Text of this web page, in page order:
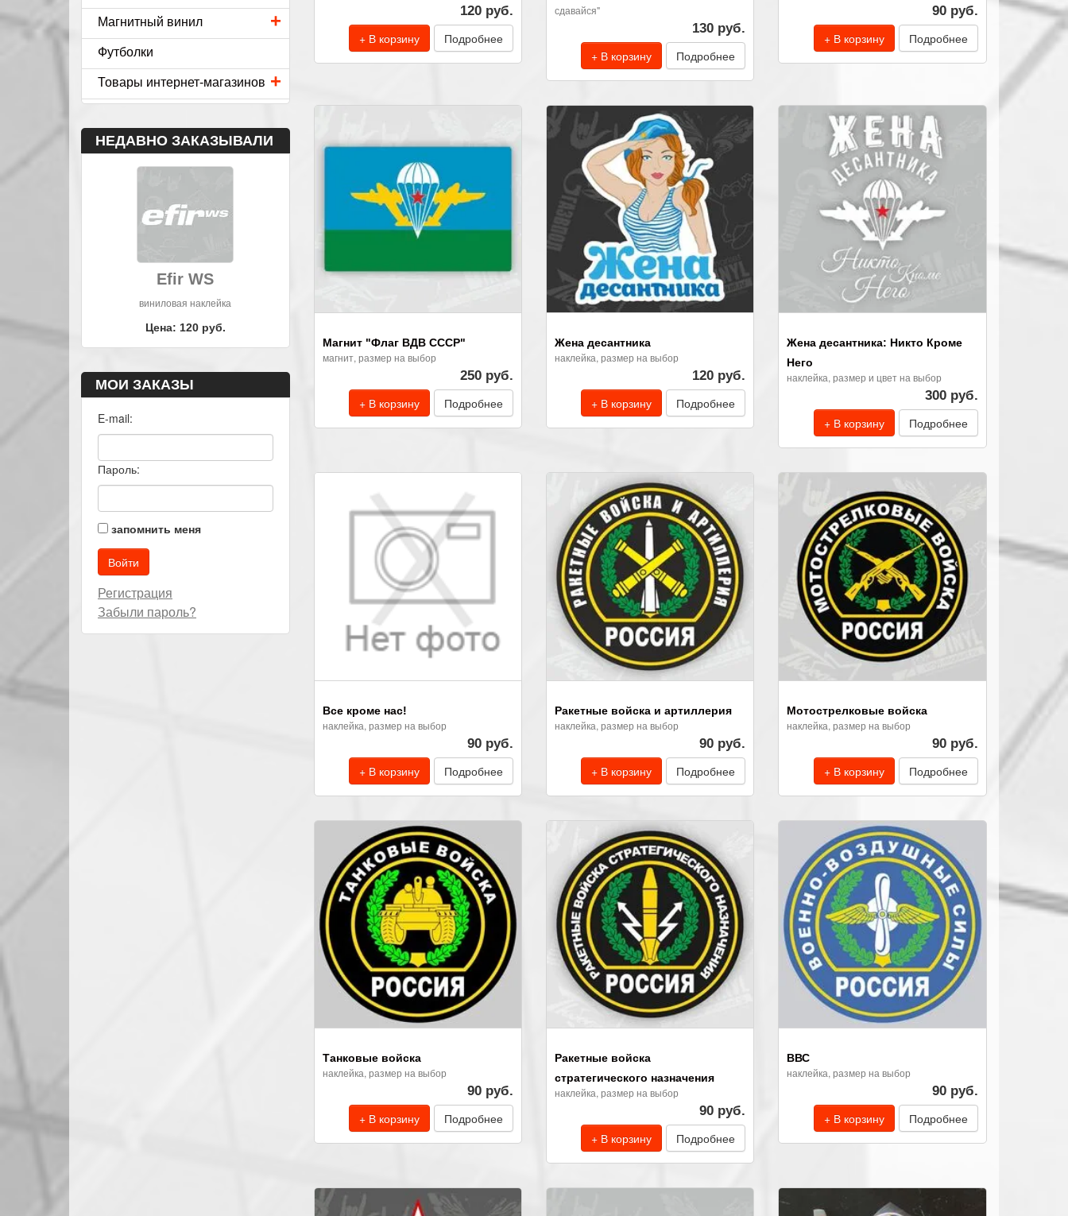
120 руб.
+ В корзину Подробнее
сдавайся"
130 руб.
+ В корзину Подробнее
90 руб.
+ В корзину Подробнее
Магнит "Флаг ВДВ СССР"
магнит, размер на выбор
250 руб.
+ В корзину Подробнее
Жена десантника
наклейка, размер на выбор
120 руб.
+ В корзину Подробнее
Жена десантника: Никто Кроме
Него
наклейка, размер и цвет на выбор
300 руб.
+ В корзину Подробнее
Все кроме нас!
наклейка, размер на выбор
90 руб.
+ В корзину Подробнее
Ракетные войска и артиллерия
наклейка, размер на выбор
90 руб.
+ В корзину Подробнее
Мотострелковые войска
наклейка, размер на выбор
90 руб.
+ В корзину Подробнее
Танковые войска
наклейка, размер на выбор
90 руб.
+ В корзину Подробнее
Ракетные войска
стратегического назначения
наклейка, размер на выбор
90 руб.
+ В корзину Подробнее
ВВС
наклейка, размер на выбор
90 руб.
+ В корзину Подробнее
+
Магнитный винил
Футболки
+
Товары интернет-магазинов
НЕДАВНО ЗАКАЗЫВАЛИ
Efir WS
виниловая наклейка
Цена: 120 руб.
МОИ ЗАКАЗЫ
E-mail:
Пароль:
запомнить меня
Регистрация
Забыли пароль?